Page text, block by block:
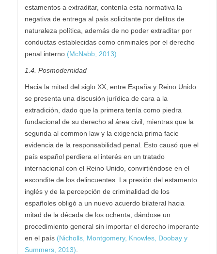
estamentos a extraditar, contenía esta normativa la
negativa de entrega al país solicitante por delitos de
naturaleza política, además de no poder extraditar por
conductas establecidas como criminales por el derecho
penal interno (McNabb, 2013)
1.4. Posmodernidad
Hacia la mitad del siglo XX, entre España y Reino Unido
se presenta una discusión jurídica de cara a la
extradición, dado que la primera tenía como piedra
fundacional de su derecho al área civil, mientras que la
segunda al common law y la exigencia prima facie
evidencia de la responsabilidad penal. Esto causó que el
país español perdiera el interés en un tratado
internacional con el Reino Unido, convirtiéndose en el
escondite de los delincuentes. La presión del estamento
inglés y de la percepción de criminalidad de los
españoles obligó a un nuevo acuerdo bilateral hacia
mitad de la década de los ochenta, dándose un
procedimiento general sin importar el derecho imperante
en el país (Nicholls, Montgomery, Knowles, Doobay y
Summers, 2013)